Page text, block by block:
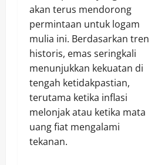
akan terus mendorong
permintaan untuk logam
mulia ini. Berdasarkan tren
historis, emas seringkali
menunjukkan kekuatan di
tengah ketidakpastian,
terutama ketika inflasi
melonjak atau ketika mata
uang fiat mengalami
tekanan.